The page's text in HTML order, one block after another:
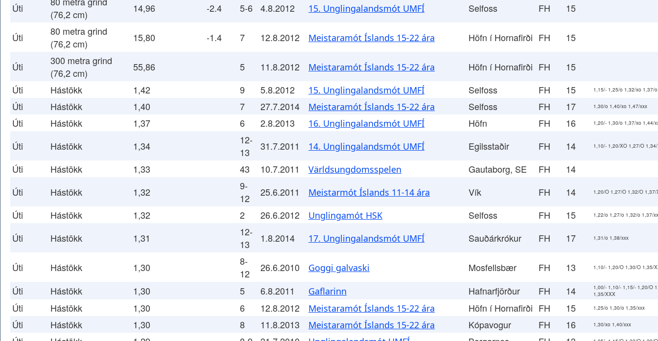
Úti
(76,2 cm)
14,96 -2.4 5-6 4.8.2012 15. Unglingalandsmót UMFÍ Selfoss FH 15
Úti
80 metra grind
(76,2 cm)
15,80 -1.4 7 12.8.2012 Meistaramót Íslands 15-22 ára Höfn í Hornafirði FH 15
Úti
300 metra grind
(76,2 cm)
55,86 5 11.8.2012 Meistaramót Íslands 15-22 ára Höfn í Hornafirði FH
15
Úti
Hástökk 1,42 9 5.8.2012 15. Unglingalandsmót UMFÍ Selfoss FH 15 1,15/- 1,25/o 1,32/xo 1,37/
Úti Hástökk 1,40 7 27.7.2014 Meistaramót Íslands 15-22 ára Selfoss FH 17 1,30/o 1,40/xo 1,47/xxx
Úti Hástökk 1,37 6 2.8.2013 16. Unglingalandsmót UMFÍ Höfn FH 16 1,20/- 1,30/o 1,37/xo 1,44/
Úti Hástökk 1,34
12-
13
31.7.2011 14. Unglingalandsmót UMFÍ Egilsstaðir FH 14 1,10/- 1,20/XO 1,27/O
Úti Hástökk 1,33 43 10.7.2011 Världsungdomsspelen Gautaborg, SE FH
14
Úti
Hástökk 1,32
9-
12
25.6.2011 Meistarmót Íslands 11-14 ára Vík FH 14 1,20/O 1,27/O 1,32/O 1,37/
Úti Hástökk 1,32 2 26.6.2012 Unglingamót HSK Selfoss FH 15 1,22/o 1,27/o 1,32/o 1,37/
Úti Hástökk 1,31
12-
13
1.8.2014 17. Unglingalandsmót UMFÍ Sauðárkrókur FH 17 1,31/o 1,38/xxx
Úti Hástökk 1,30
8-
12
26.6.2010 Goggi galvaski Mosfellsbær FH 13 1,10/- 1,20/O 1,30/O 1,35/
Úti Hástökk 1,30 5 6.8.2011 Gaflarinn Hafnarfjörður FH 14
1,00/- 1,10/- 1,15/- 1,20/O
1,35/XXX
Úti Hástökk 1,30 6 12.8.2012 Meistaramót Íslands 15-22 ára Höfn í Hornafirði FH 15 1,25/o 1,30/o 1,35/xxx
Úti Hástökk 1,30 8 11.8.2013 Meistaramót Íslands 15-22 ára Kópavogur FH 16 1,30/xo 1,40/xxx